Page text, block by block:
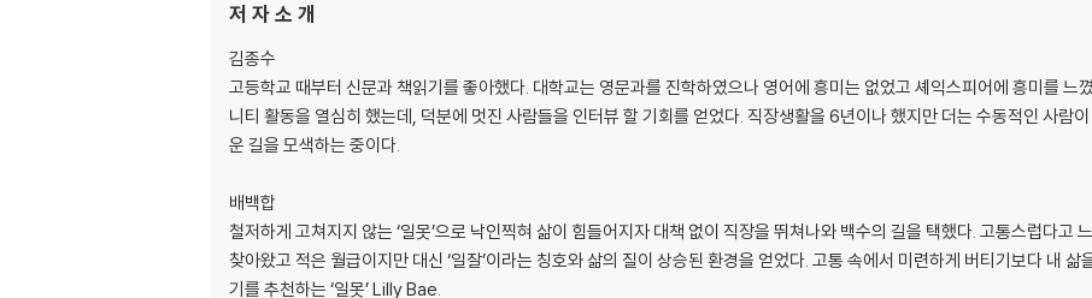
저 자 소 개
김종수
고등학교 때부터 신문과 책읽기를 좋아했다. 대학교는 영문과를 진학하였으나 영어에 흥미는 없었고 셰익스피어에 흥미를 느
니티 활동을 열심히 했는데, 덕분에 멋진 사람들을 인터뷰 할 기회를 얻었다. 직장생활을 6년이나 했지만 더는 수동적인 사람
운 길을 모색하는 중이다.
배백합
철저하게 고쳐지지 않는 ‘일못’으로 낙인찍혀 삶이 힘들어지자 대책 없이 직장을 뛰쳐나와 백수의 길을 택했다. 고통스럽다고
찾아왔고 적은 월급이지만 대신 ‘일잘’이라는 칭호와 삶의 질이 상승된 환경을 얻었다. 고통 속에서 미련하게 버티기보다 내
기를 추천하는 ‘일못’ Lilly Bae.